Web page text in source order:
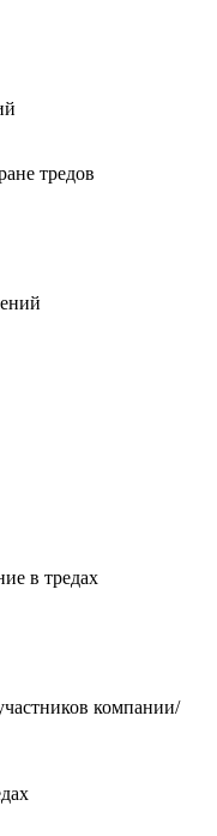
тредов
в тредах
компании/